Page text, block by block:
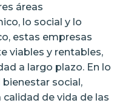
áreas
lo social y lo
estas empresas
viables y rentables,
a largo plazo. En lo
social,
de vida de las